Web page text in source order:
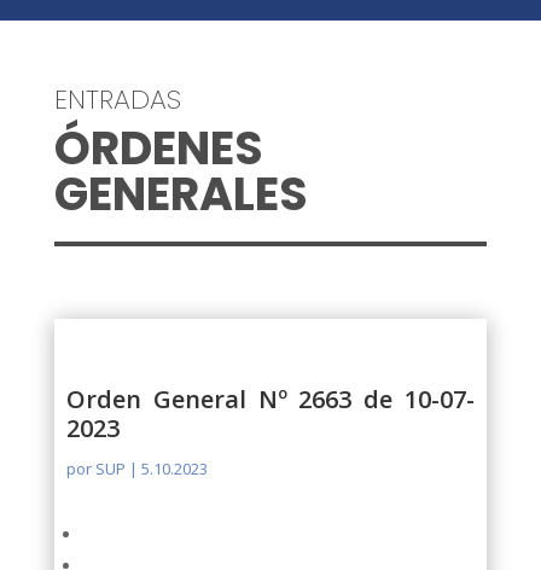
ENTRADAS
ÓRDENES
GENERALES
Orden General Nº 2663 de 10-07-
2023
por SUP | 5.10.2023